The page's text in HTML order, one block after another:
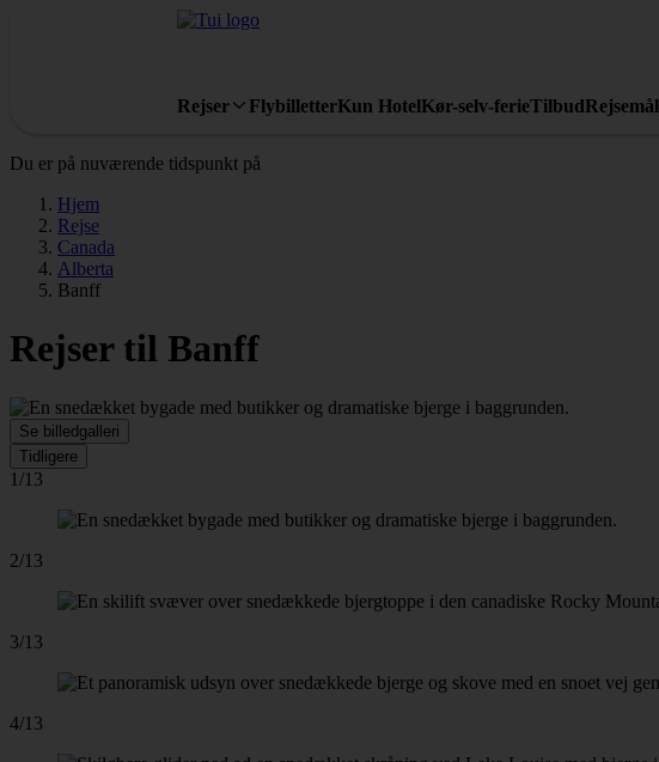
Rejser FlybilletterKun HotelKør-selv-ferieTilbudRejsemål
Du er på nuværende tidspunkt på
Hjem
Rejse
Canada
Alberta
Banff
Rejser til Banff
Se billedgalleri
Tidligere
1/13
2/13
3/13
4/13